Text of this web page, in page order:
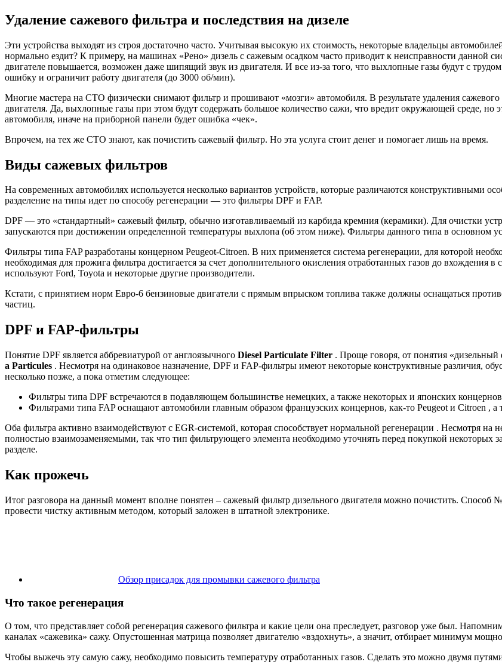
Удаление сажевого фильтра и последствия на дизеле
Эти устройства выходят из строя достаточно часто. Учитывая высокую их стоимость, некоторые владельцы
нормально ездит? К примеру, на машинах «Рено» дизель с сажевым осадком часто приводит к неисправности данной
двигателе повышается, возможен даже шипящий звук из двигателя. И все из-за того, что выхлопные газы будут с
ошибку и ограничит работу двигателя (до 3000 об/мин).
Многие мастера на СТО физически снимают фильтр и прошивают «мозги» автомобиля. В результате удаления сажевого
двигателя. Да, выхлопные газы при этом будут содержать большое количество сажи, что вредит окружающей среде, но
автомобиля, иначе на приборной панели будет ошибка «чек».
Впрочем, на тех же СТО знают, как почистить сажевый фильтр. Но эта услуга стоит денег и помогает лишь на время.
Виды сажевых фильтров
На современных автомобилях используется несколько вариантов устройств, которые различаются
разделение на типы идет по способу регенерации — это фильтры DPF и FAP.
DPF — это «стандартный» сажевый фильтр, обычно изготавливаемый из карбида кремния (керамики). Для очистки
запускаются при достижении определенной температуры выхлопа (об этом ниже). Фильтры данного типа в основном
Фильтры типа FAP разработаны концерном Peugeot-Citroen. В них применяется система регенерации, для которой
необходимая для прожига фильтра достигается за счет дополнительного окисления отработанных газов до
используют Ford, Toyota и некоторые другие производители.
Кстати, с принятием норм Евро-6 бензиновые двигатели с прямым впрыском топлива также должны оснащаться
частиц.
DPF и FAP-фильтры
Понятие DPF является аббревиатурой от англоязычного Diesel Particulate Filter . Проще говоря, от понятия «дизельный
a Particules . Несмотря на одинаковое назначение, DPF и FAP-фильтры имеют некоторые конструктивные различия,
несколько позже, а пока отметим следующее:
Фильтры типа DPF встречаются в подавляющем большинстве немецких, а также некоторых и японских
Фильтрами типа FAP оснащают автомобили главным образом французских концернов, как-то Peugeot и Citroen ,
Оба фильтра активно взаимодействуют с EGR-системой, которая способствует нормальной регенерации . Несмотря на
полностью взаимозаменяемыми, так что тип фильтрующего элемента необходимо уточнять перед покупкой
разделе.
Как прожечь
Итог разговора на данный момент вполне понятен – сажевый фильтр дизельного двигателя можно почистить.
провести чистку активным методом, который заложен в штатной электронике.
Обзор присадок для промывки сажевого фильтра
Что такое регенерация
О том, что представляет собой регенерация сажевого фильтра и какие цели она преследует, разговор уже был.
каналах «сажевика» сажу. Опустошенная матрица позволяет двигателю «вздохнуть», а значит, отбирает минимум
Чтобы выжечь эту самую сажу, необходимо повысить температуру отработанных газов. Сделать это можно двумя